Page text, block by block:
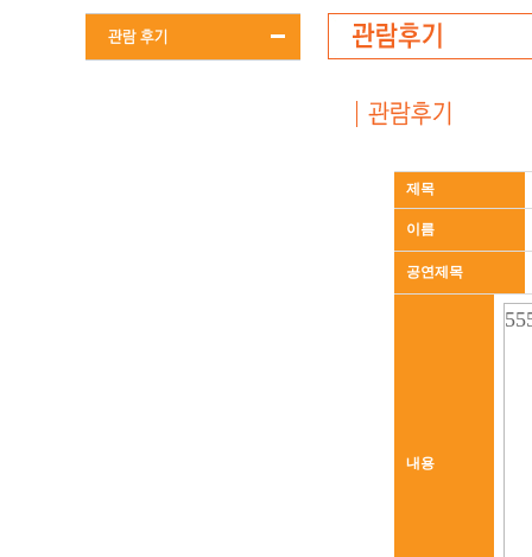
제목
이름
공연제목
내용